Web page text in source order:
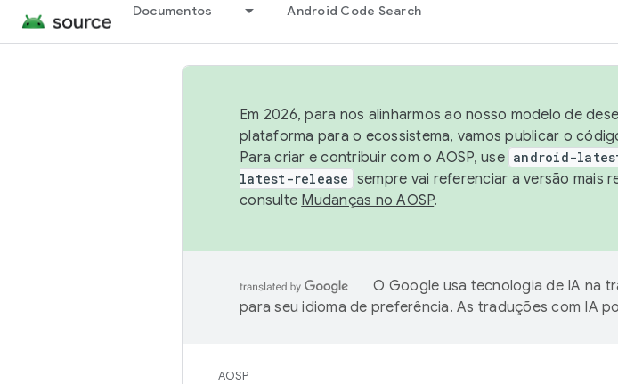
Documentos Android Code Search
Em 2026, para nos alinharmos ao nosso modelo de
plataforma para o ecossistema, vamos publicar o
Para criar e contribuir com o AOSP, use android-
latest-release sempre vai referenciar a versão mais
consulte Mudanças no AOSP.
O Google usa tecnologia de IA na
para seu idioma de preferência. As traduções com IA
AOSP